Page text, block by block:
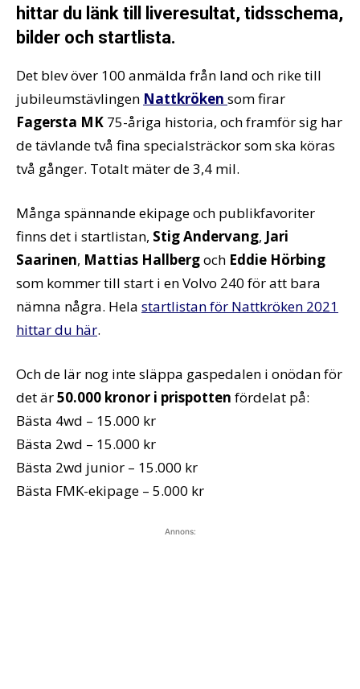
hittar du länk till liveresultat, tidsschema,
bilder och startlista.
Det blev över 100 anmälda från land och rike till
jubileumstävlingen Nattkröken som firar
Fagersta MK 75-åriga historia, och framför sig har
de tävlande två fina specialsträckor som ska köras
två gånger. Totalt mäter de 3,4 mil.
Många spännande ekipage och publikfavoriter
finns det i startlistan, Stig Andervang, Jari
Saarinen, Mattias Hallbergoch Eddie Hörbing
som kommer till start i en Volvo 240 för att bara
nämna några. Hela startlistan för Nattkröken 2021
hittar du här.
Och de lär nog inte släppa gaspedalen i onödan för
det är50.000 kronor i prispotten fördelat på:
Bästa 4wd – 15.000 kr
Bästa 2wd – 15.000 kr
Bästa 2wd junior – 15.000 kr
Bästa FMK-ekipage – 5.000 kr
Annons: